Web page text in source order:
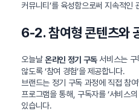
커뮤니티’를 육성함으로써 지속적인
6-2. 참여형 콘텐츠와
오늘날온라인 정기 구독서비스는 구
않도록 ‘참여 경험’을 제공합니다.
브랜드는 정기 구독 과정에 직접 참
프로그램을 통해, 구독자를 ‘서비스
있습니다.